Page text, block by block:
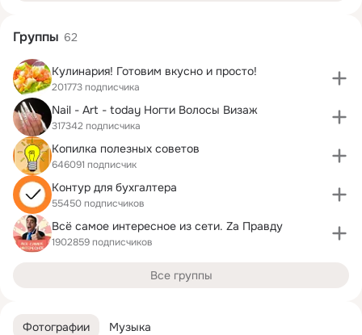
Фотографии Музыка
Группы 62
Кулинария! Готовим вкусно и просто!
201773 подписчика
Nail - Art - today Ногти Волосы Визаж
317342 подписчика
Копилка полезных советов
646091 подписчик
Контур для бухгалтера
55450 подписчиков
Всё самое интересное из сети. Zа Правду
1902859 подписчиков
Все группы